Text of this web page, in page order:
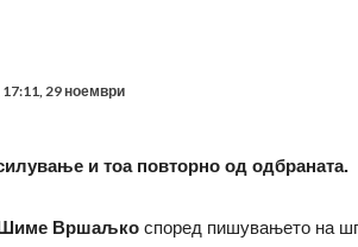
17:11, 29 ноември
и тоа повторно од одбраната.
Вршаљко според пишувањето на